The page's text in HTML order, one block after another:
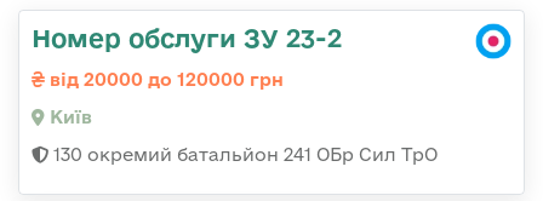
Номер обслуги ЗУ 23-2
від 20000 до 120000 грн
Київ
130 окремий батальйон 241 ОБр Сил ТрО